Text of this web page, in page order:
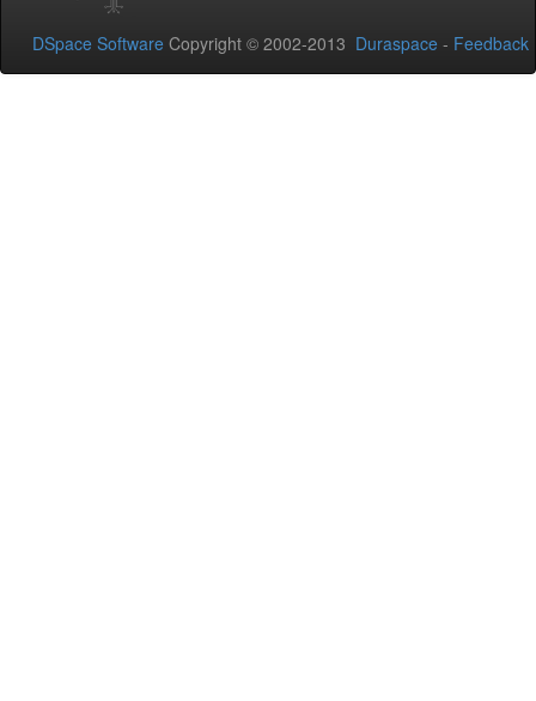
DSpace Software Copyright © 2002-2013 Duraspace - Feedback